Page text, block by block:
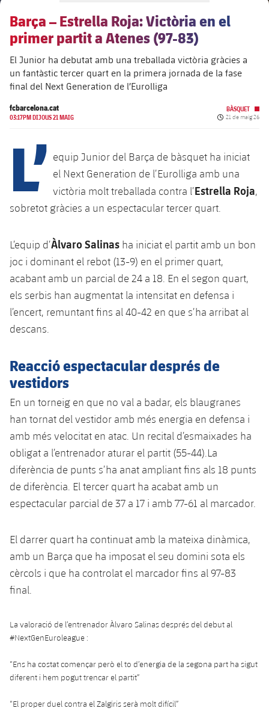
chevron-right
label.aria.chevronright
Òrgans
chevron-right
label.aria.chevronright
Documents
chevron-right
label.aria.chevronright
Comissions i òrgans
chevron-right
label.aria.chevronright
Més que un club
Masia 360
La Masia
Dècada a dècada
Jugadors de llegenda
Entrenadors
Centre de documentació
plusicon
més
Spotify Camp Nou
Palau Blaugrana
Ciutat Esportiva
La Masia
plusicon
més
Serveis
plusicon
més
Acreditacions
Instal·lacions
Barça – Estrella Roja: Victòria en el
primer partit a Atenes (97-83)
El Junior ha debutat amb una treballada victòria gràcies a
un fantàstic tercer quart en la primera jornada de la fase
final del Next Generation de l’Eurolliga
fcbarcelona.cat
03:17PM DIJOUS 21 MAIG
BÀSQUET
Data de
21 de maig 26
L’ equip Junior del Barça de bàsquet ha iniciat
el Next Generation de l’Eurolliga amb una
victòria molt treballada contra l’Estrella Roja,
sobretot gràcies a un espectacular tercer quart.
L’equip d’Àlvaro Salinas ha iniciat el partit amb un bon
joc i dominant el rebot (13-9) en el primer quart,
acabant amb un parcial de 24 a 18. En el segon quart,
els serbis han augmentat la intensitat en defensa i
l’encert, remuntant fins al 40-42 en que s’ha arribat al
descans.
Reacció espectacular després de
vestidors
En un torneig en que no val a badar, els blaugranes
han tornat del vestidor amb més energia en defensa i
amb més velocitat en atac. Un recital d’esmaixades ha
obligat a l’entrenador aturar el partit (55-44).La
diferència de punts s’ha anat ampliant fins als 18 punts
de diferència. El tercer quart ha acabat amb un
espectacular parcial de 37 a 17 i amb 77-61 al marcador.
El darrer quart ha continuat amb la mateixa dinàmica,
amb un Barça que ha imposat el seu domini sota els
cèrcols i que ha controlat el marcador fins al 97-83
final.
La valoració de l’entrenador Àlvaro Salinas després del debut al
#NextGenEuroleague :
“Ens ha costat començar però el to d’energia de la segona part ha sigut
diferent i hem pogut trencar el partit”
“El proper duel contra el Zalgiris serà molt difícil”